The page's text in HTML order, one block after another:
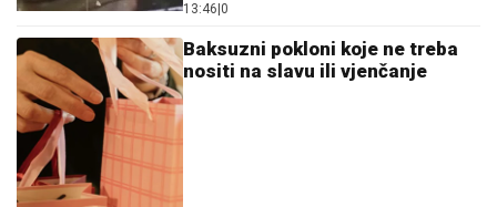
13:46 0
Baksuzni pokloni koje ne treba
nositi na slavu ili vjenčanje